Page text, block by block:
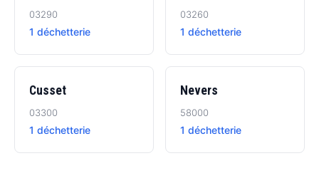
03290
1 déchetterie
03260
1 déchetterie
Cusset
03300
1 déchetterie
Nevers
58000
1 déchetterie